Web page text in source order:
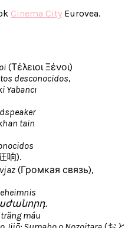
Cinema City Eurovea.
(Τέλειοι Ξένοι)
desconocidos,
Yabancı
tain
响).
(Громкая связь),
.
máu